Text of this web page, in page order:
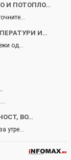
И ПОТОПЛО…
И…
од…
ВО…
утре…